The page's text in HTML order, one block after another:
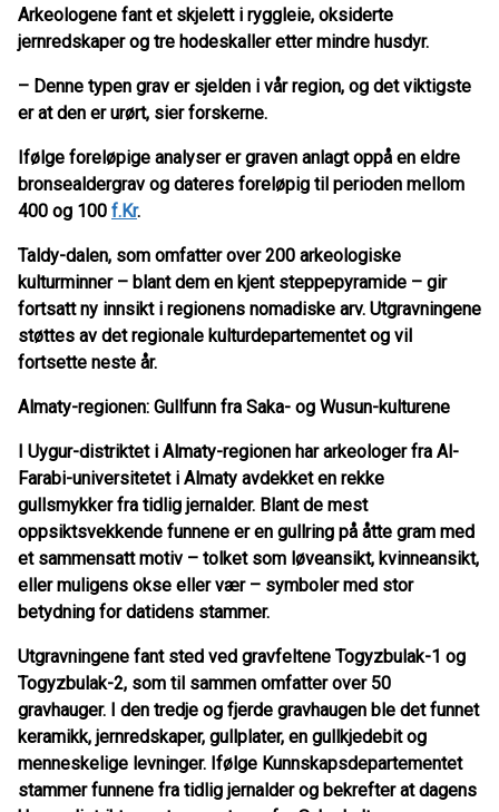
Arkeologene fant et skjelett i ryggleie, oksiderte
jernredskaper og tre hodeskaller etter mindre husdyr.
– Denne typen grav er sjelden i vår region, og det viktigste
er at den er urørt, sier forskerne.
Ifølge foreløpige analyser er graven anlagt oppå en eldre
bronsealdergrav og dateres foreløpig til perioden mellom
400 og 100 f.Kr.
Taldy-dalen, som omfatter over 200 arkeologiske
kulturminner – blant dem en kjent steppepyramide – gir
fortsatt ny innsikt i regionens nomadiske arv. Utgravningene
støttes av det regionale kulturdepartementet og vil
fortsette neste år.
Almaty-regionen: Gullfunn fra Saka- og Wusun-kulturene
I Uygur-distriktet i Almaty-regionen har arkeologer fra Al-
Farabi-universitetet i Almaty avdekket en rekke
gullsmykker fra tidlig jernalder. Blant de mest
oppsiktsvekkende funnene er en gullring på åtte gram med
et sammensatt motiv – tolket som løveansikt, kvinneansikt,
eller muligens okse eller vær – symboler med stor
betydning for datidens stammer.
Utgravningene fant sted ved gravfeltene Togyzbulak-1 og
Togyzbulak-2, som til sammen omfatter over 50
gravhauger. I den tredje og fjerde gravhaugen ble det funnet
keramikk, jernredskaper, gullplater, en gullkjedebit og
menneskelige levninger. Ifølge Kunnskapsdepartementet
stammer funnene fra tidlig jernalder og bekrefter at dagens